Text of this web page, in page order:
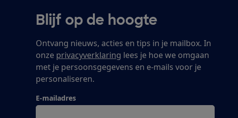
Blijf op de hoogte
Ontvang nieuws, acties en tips in je mailbox. In
onze privacyverklaring lees je hoe we omgaan
met je persoonsgegevens en e-mails voor je
personaliseren.
E-mailadres